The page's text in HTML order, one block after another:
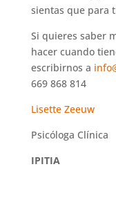
sientas que para
Si quieres saber
hacer cuando
escribirnos a
669 868 814
Lisette Zeeuw
Psicóloga Clínica
IPITIA